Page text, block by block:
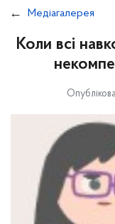
Медіагалерея
Коли всі